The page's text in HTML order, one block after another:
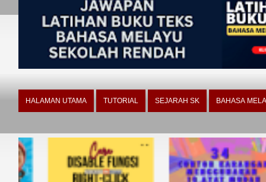
HALAMAN UTAMA TUTORIAL SEJARAH SK BAHASA